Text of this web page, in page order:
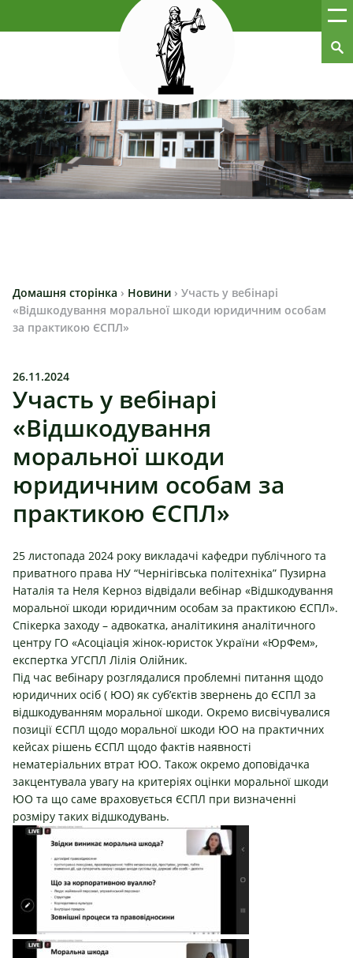
Домашня сторінка › Новини › Участь у вебінарі
«Відшкодування моральної шкоди юридичним особам
за практикою ЄСПЛ»
26.11.2024
Участь у вебінарі
«Відшкодування
моральної шкоди
юридичним особам за
практикою ЄСПЛ»
25 листопада 2024 року викладачі кафедри публічного та
приватного права НУ “Чернігівська політехніка” Пузирна
Наталія та Неля Керноз відвідали вебінар «Відшкодування
моральної шкоди юридичним особам за практикою ЄСПЛ».
Спікерка заходу – адвокатка, аналітикиня аналітичного
центру ГО «Асоціація жінок-юристок України «ЮрФем»,
експертка УГСПЛ Лілія Олійник.
Під час вебінару розглядалися проблемні питання щодо
юридичних осіб ( ЮО) як суб’єктів звернень до ЄСПЛ за
відшкодуванням моральної шкоди. Окремо висвічувалися
позиції ЄСПЛ щодо моральної шкоди ЮО на практичних
кейсах рішень ЄСПЛ щодо фактів наявності
нематеріальних втрат ЮО. Також окремо доповідачка
закцентувала увагу на критеріях оцінки моральної шкоди
ЮО та що саме враховується ЄСПЛ при визначенні
розміру таких відшкодувань.